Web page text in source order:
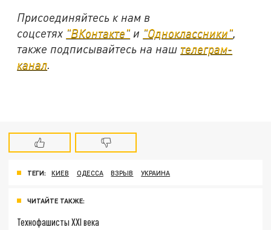
Присоединяйтесь к нам в
соцсетях "ВКонтакте" и "Одноклассники",
также подписывайтесь на наш телеграм-
канал.
ТЕГИ: КИЕВ ОДЕССА ВЗРЫВ УКРАИНА
ЧИТАЙТЕ ТАКЖЕ:
Технофашисты XXI века